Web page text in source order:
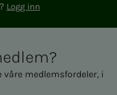
Logg inn
medlemsfordeler, i